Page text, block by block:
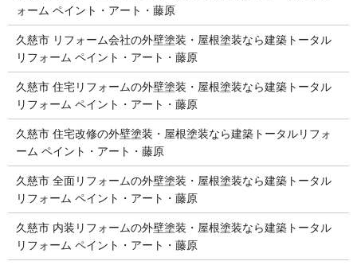
ォーム ペイント・アート・藤原
久慈市 リフォーム会社の外壁塗装・屋根塗装なら建築トータル
リフォーム ペイント・アート・藤原
久慈市 住宅リフォームの外壁塗装・屋根塗装なら建築トータル
リフォーム ペイント・アート・藤原
久慈市 住宅改修の外壁塗装・屋根塗装なら建築トータルリフォ
ーム ペイント・アート・藤原
久慈市 全面リフォームの外壁塗装・屋根塗装なら建築トータル
リフォーム ペイント・アート・藤原
久慈市 内装リフォームの外壁塗装・屋根塗装なら建築トータル
リフォーム ペイント・アート・藤原